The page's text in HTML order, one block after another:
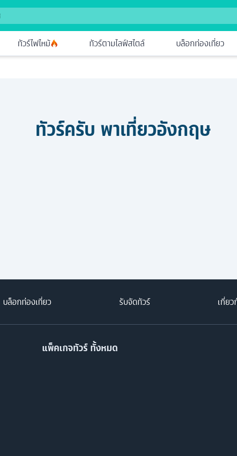
ทัวร์ไฟไหม้ ทัวร์ตามไลฟ์สไตล์ บล็อกท่องเที่ยว
ทัวร์ครับ พาเที่ยวอังกฤษ
บล็อกท่องเที่ยว รับจัดทัวร์ เกี่ยว
แพ็คเกจทัวร์ ทั้งหมด